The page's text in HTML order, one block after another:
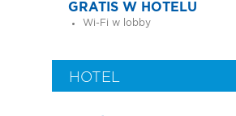
GRATIS W HOTELU
Wi-Fi w lobby
HOTEL